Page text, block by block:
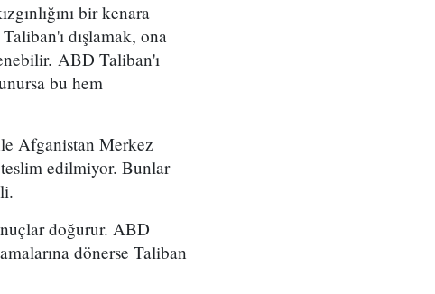
bir kenara
dışlamak, ona
ABD Taliban'ı
bu hem
Afganistan Merkez
edilmiyor. Bunlar
doğurur. ABD
dönerse Taliban